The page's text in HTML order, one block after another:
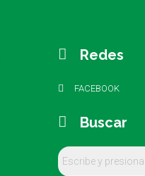
Redes
FACEBOOK
Buscar